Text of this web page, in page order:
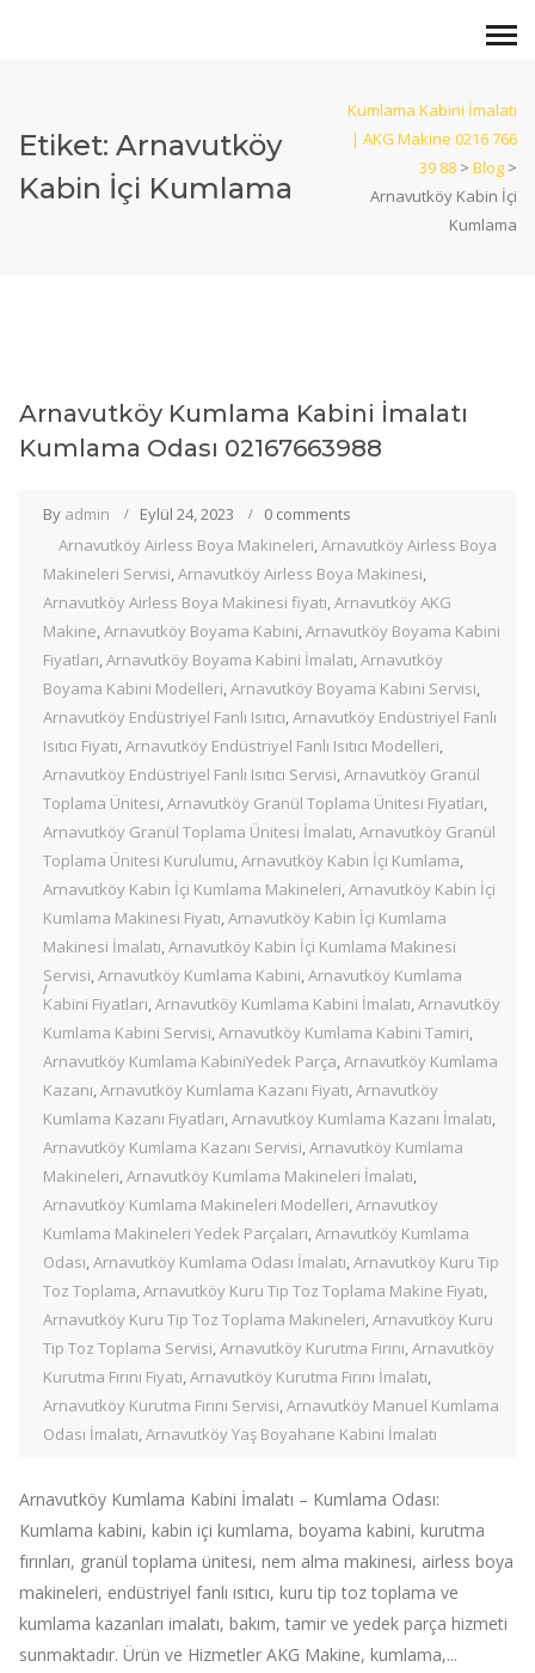
Etiket: Arnavutköy
Kabin İçi Kumlama
Kumlama Kabini İmalatı
| AKG Makine 0216 766
39 88 > Blog >
Arnavutköy Kabin İçi
Kumlama
Arnavutköy Kumlama Kabini İmalatı
Kumlama Odası 02167663988
By admin Eylül 24, 2023
0 comments
Arnavutköy Airless Boya Makineleri,Arnavutköy Airless Boya
Makineleri Servisi,Arnavutköy Airless Boya Makinesi,
Arnavutköy Airless Boya Makinesi fiyatı,Arnavutköy AKG
Makine,Arnavutköy Boyama Kabini,Arnavutköy Boyama Kabini
Fiyatları,Arnavutköy Boyama Kabini İmalatı,Arnavutköy
Boyama Kabini Modelleri,Arnavutköy Boyama Kabini Servisi,
Arnavutköy Endüstriyel Fanlı Isıtıcı,Arnavutköy Endüstriyel Fanlı
Isıtıcı Fiyatı,Arnavutköy Endüstriyel Fanlı Isıtıcı Modelleri,
Arnavutköy Endüstriyel Fanlı Isıtıcı Servisi,Arnavutköy Granül
Toplama Ünitesi,Arnavutköy Granül Toplama Ünitesi Fiyatları,
Arnavutköy Granül Toplama Ünitesi İmalatı,Arnavutköy Granül
Toplama Ünitesi Kurulumu,Arnavutköy Kabin İçi Kumlama,
Arnavutköy Kabin İçi Kumlama Makineleri,Arnavutköy Kabin İçi
Kumlama Makinesi Fiyatı,Arnavutköy Kabin İçi Kumlama
Makinesi İmalatı,Arnavutköy Kabin İçi Kumlama Makinesi
Servisi,Arnavutköy Kumlama Kabini,Arnavutköy Kumlama
Kabini Fiyatları,Arnavutköy Kumlama Kabini İmalatı,Arnavutköy
Kumlama Kabini Servisi,Arnavutköy Kumlama Kabini Tamiri,
Arnavutköy Kumlama KabiniYedek Parça,Arnavutköy Kumlama
Kazanı,Arnavutköy Kumlama Kazanı Fiyatı,Arnavutköy
Kumlama Kazanı Fiyatları,Arnavutköy Kumlama Kazanı İmalatı,
Arnavutköy Kumlama Kazanı Servisi,Arnavutköy Kumlama
Makineleri,Arnavutköy Kumlama Makineleri İmalatı,
Arnavutköy Kumlama Makineleri Modelleri,Arnavutköy
Kumlama Makineleri Yedek Parçaları,Arnavutköy Kumlama
Odası,Arnavutköy Kumlama Odası İmalatı,Arnavutköy Kuru Tip
Toz Toplama,Arnavutköy Kuru Tip Toz Toplama Makine Fiyatı,
Arnavutköy Kuru Tip Toz Toplama Makineleri,Arnavutköy Kuru
Tip Toz Toplama Servisi,Arnavutköy Kurutma Fırını,Arnavutköy
Kurutma Fırını Fiyatı,Arnavutköy Kurutma Fırını İmalatı,
Arnavutköy Kurutma Fırını Servisi,Arnavutköy Manuel Kumlama
Odası İmalatı,Arnavutköy Yaş Boyahane Kabini İmalatı
Arnavutköy Kumlama Kabini İmalatı – Kumlama Odası:
Kumlama kabini, kabin içi kumlama, boyama kabini, kurutma
fırınları, granül toplama ünitesi, nem alma makinesi, airless boya
makineleri, endüstriyel fanlı ısıtıcı, kuru tip toz toplama ve
kumlama kazanları imalatı, bakım, tamir ve yedek parça hizmeti
sunmaktadır. Ürün ve Hizmetler AKG Makine, kumlama,...